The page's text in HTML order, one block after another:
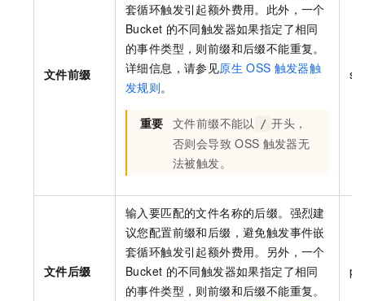
文件前缀
套循环触发引起额外费用。此外，一个
Bucket 的不同触发器如果指定了相同
的事件类型，则前缀和后缀不能重复。
详细信息，请参见原生 OSS 触发器触
发规则。
重要 文件前缀不能以 / 开头，
否则会导致 OSS 触发器无
法被触发。
文件后缀
输入要匹配的文件名称的后缀。强烈建
议您配置前缀和后缀，避免触发事件嵌
套循环触发引起额外费用。另外，一个
Bucket 的不同触发器如果指定了相同
的事件类型，则前缀和后缀不能重复。